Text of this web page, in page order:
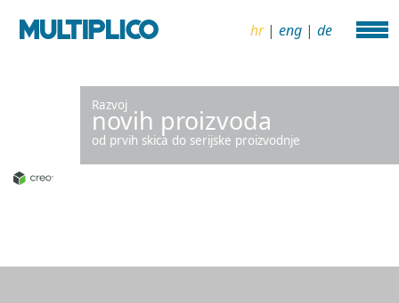
hr| eng | de
Razvoj
novih proizvoda
od prvih skica do serijske proizvodnje